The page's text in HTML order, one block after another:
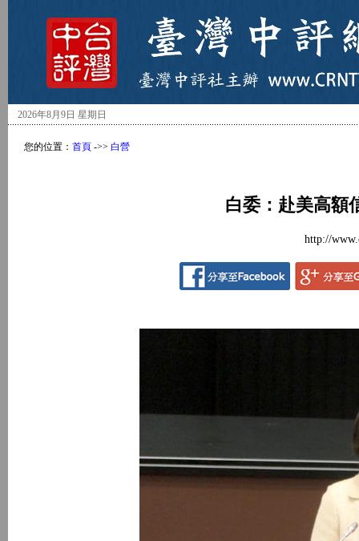
2026年8月9日 星期日
您的位置： 首頁 ->> 白營
白委：赴美高
http://